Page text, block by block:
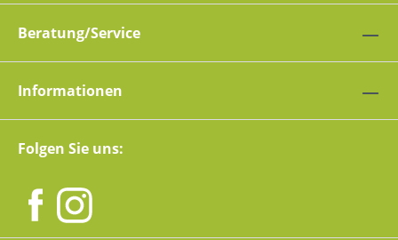
Beratung/Service
Informationen
Folgen Sie uns: